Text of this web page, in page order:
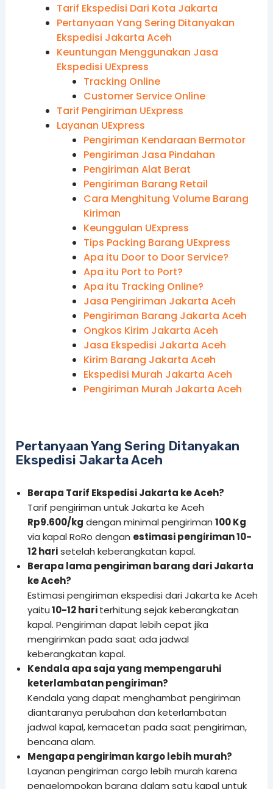
Tarif Ekspedisi Dari Kota Jakarta
Pertanyaan Yang Sering Ditanyakan
Ekspedisi Jakarta Aceh
Keuntungan Menggunakan Jasa
Ekspedisi UExpress
Tracking Online
Customer Service Online
Tarif Pengiriman UExpress
Layanan UExpress
Pengiriman Kendaraan Bermotor
Pengiriman Jasa Pindahan
Pengiriman Alat Berat
Pengiriman Barang Retail
Cara Menghitung Volume Barang
Kiriman
Keunggulan UExpress
Tips Packing Barang UExpress
Apa itu Door to Door Service?
Apa itu Port to Port?
Apa itu Tracking Online?
Jasa Pengiriman Jakarta Aceh
Pengiriman Barang Jakarta Aceh
Ongkos Kirim Jakarta Aceh
Jasa Ekspedisi Jakarta Aceh
Kirim Barang Jakarta Aceh
Ekspedisi Murah Jakarta Aceh
Pengiriman Murah Jakarta Aceh
Pertanyaan Yang Sering Ditanyakan
Ekspedisi Jakarta Aceh
Berapa Tarif Ekspedisi Jakarta ke Aceh?
Tarif pengiriman untuk Jakarta ke Aceh
Rp9.600/kg dengan minimal pengiriman 100 Kg
via kapal RoRo dengan estimasi pengiriman 10-
12 harisetelah keberangkatan kapal.
Berapa lama pengiriman barang dari Jakarta
ke Aceh?
Estimasi pengiriman ekspedisi dari Jakarta ke Aceh
yaitu10-12 hariterhitung sejak keberangkatan
kapal. Pengiriman dapat lebih cepat jika
mengirimkan pada saat ada jadwal
keberangkatan kapal.
Kendala apa saja yang mempengaruhi
keterlambatan pengiriman?
Kendala yang dapat menghambat pengiriman
diantaranya perubahan dan keterlambatan
jadwal kapal, kemacetan pada saat pengiriman,
bencana alam.
Mengapa pengiriman kargo lebih murah?
Layanan pengiriman cargo lebih murah karena
pengelompokan barang dalam satu kapal untuk